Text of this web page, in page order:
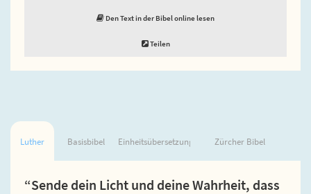
Den Text in der Bibel online lesen
Teilen
Luther Basisbibel Einheitsübersetzung Zürcher Bibel
“Sende dein Licht und deine Wahrheit, dass